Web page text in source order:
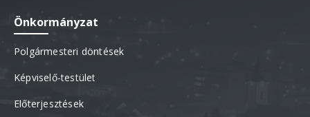
Önkormányzat
Polgármesteri döntések
Képviselő-testület
Előterjesztések